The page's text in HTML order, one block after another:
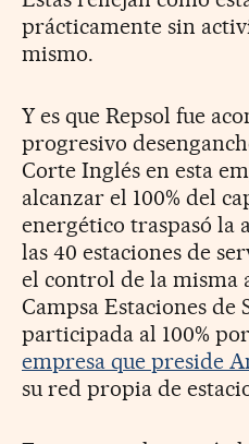
prácticamente sin
mismo.
Y es que Repsol fue
progresivo
Corte Inglés en esta
alcanzar el 100% del
energético traspasó la
las 40 estaciones de
el control de la misma
Campsa Estaciones de
participada al 100%
empresa que preside
su red propia de